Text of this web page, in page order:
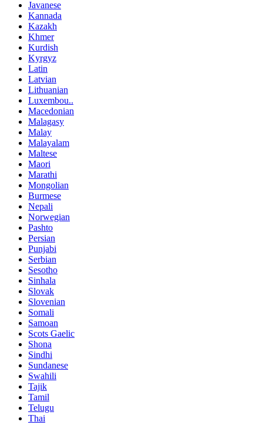
Javanese
Kannada
Kazakh
Khmer
Kurdish
Kyrgyz
Latin
Latvian
Lithuanian
Luxembou..
Macedonian
Malagasy
Malay
Malayalam
Maltese
Maori
Marathi
Mongolian
Burmese
Nepali
Norwegian
Pashto
Persian
Punjabi
Serbian
Sesotho
Sinhala
Slovak
Slovenian
Somali
Samoan
Scots Gaelic
Shona
Sindhi
Sundanese
Swahili
Tajik
Tamil
Telugu
Thai